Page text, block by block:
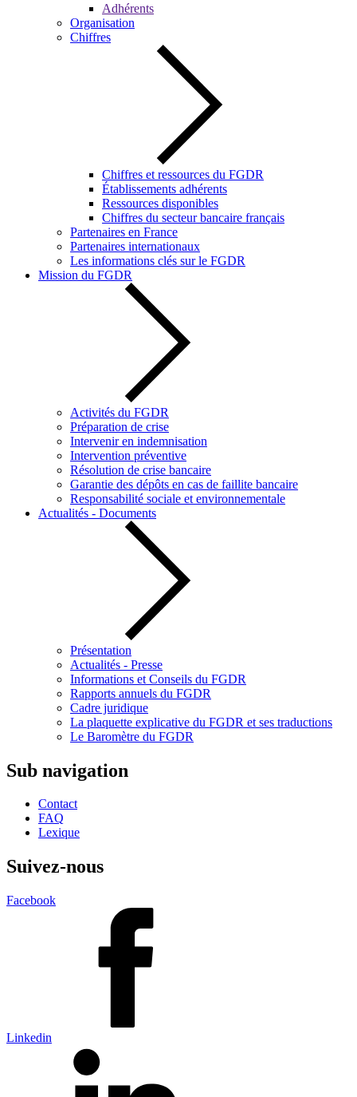
Adhérents
Organisation
Chiffres
Chiffres et ressources du FGDR
Établissements adhérents
Ressources disponibles
Chiffres du secteur bancaire français
Partenaires en France
Partenaires internationaux
Les informations clés sur le FGDR
Mission du FGDR
Activités du FGDR
Préparation de crise
Intervenir en indemnisation
Intervention préventive
Résolution de crise bancaire
Garantie des dépôts en cas de faillite bancaire
Responsabilité sociale et environnementale
Actualités - Documents
Présentation
Actualités - Presse
Informations et Conseils du FGDR
Rapports annuels du FGDR
Cadre juridique
La plaquette explicative du FGDR et ses traductions
Le Baromètre du FGDR
Sub navigation
Contact
FAQ
Lexique
Suivez-nous
Facebook
Linkedin